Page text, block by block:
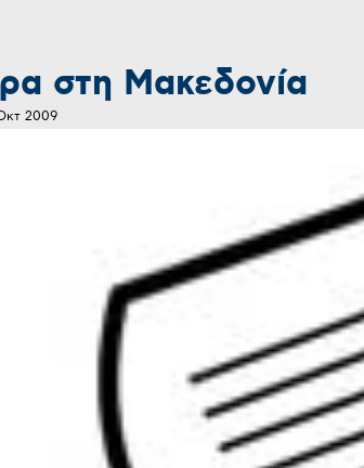
στη Μακεδονία
2009